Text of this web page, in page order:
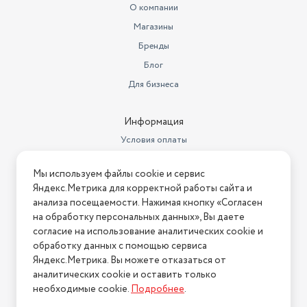
14.8
Другие аудио-/видеовыходы
аудио S/PDIF (оптический)
2
Страна-изготовитель
Россия
Стандарт Wi-Fi
5 (802.11ac)
Сабвуфер
есть
Контрастность
5000
ТВ-тюнер
DVB-T2
О компании
Магазины
Бренды
Блог
Для бизнеса
Информация
Условия оплаты
Условия возврата
Нашли ошибку на сайте? Напишите нам
2026 © Интернет-магазин "АстМаркет". У нас есть всё!
Политика конфиденциальности
Мы используем файлы cookie и сервис
Яндекс.Метрика для корректной работы сайта и
анализа посещаемости. Нажимая кнопку «Согласен
на обработку персональных данных», Вы даете
согласие на использование аналитических cookie и
обработку данных с помощью сервиса
Яндекс.Метрика. Вы можете отказаться от
аналитических cookie и оставить только
необходимые cookie.Подробнее.